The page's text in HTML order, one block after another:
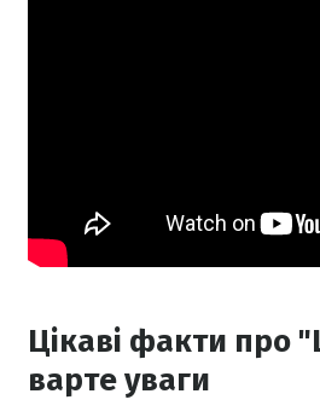
Цікаві факти про
варте уваги